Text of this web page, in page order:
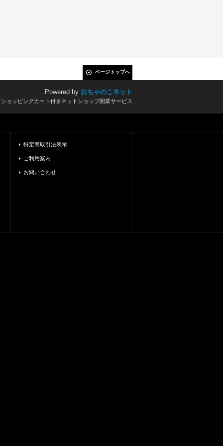
ページトップへ
Powered by おちゃのこネット
ョッピングカート付きネットショップ開業サービス
特定商取引法表示
ご利用案内
お問い合わせ